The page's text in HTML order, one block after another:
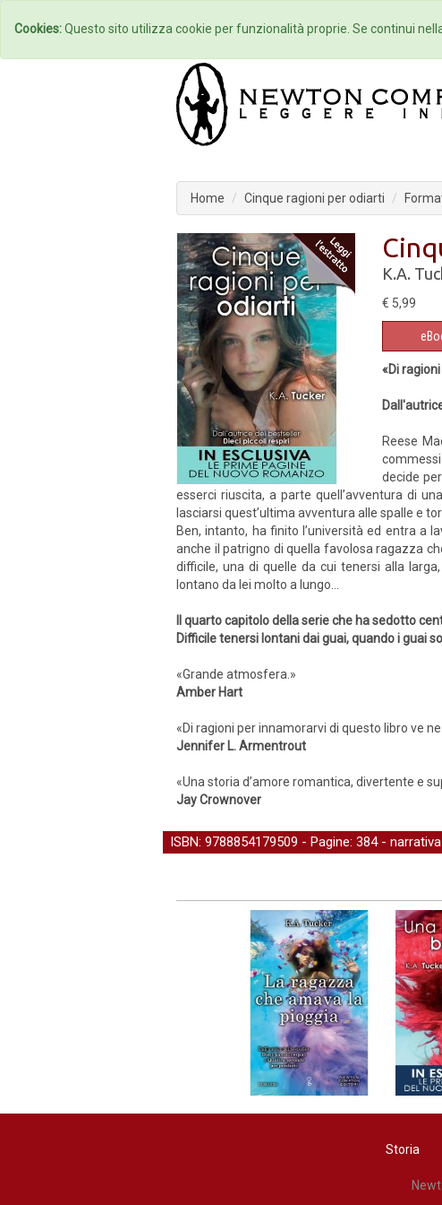
Home Autori
Home Cinque ragioni per odiarti
K.A.
€ 5,99
«Di
Reese
decide
esserci riuscita, a parte quell’avventura di
lasciarsi quest’ultima avventura alle spalle e
Ben, intanto, ha finito l’università ed entra a
anche il patrigno di quella favolosa ragazza
difficile, una di quelle da cui tenersi alla
lontano da lei molto a lungo…
Il quarto capitolo della serie che ha sedotto
Difficile tenersi lontani dai guai, quando i guai
«Grande atmosfera.»
Amber Hart
«Di ragioni per innamorarvi di questo libro ve
Jennifer L. Armentrout
«Una storia d’amore romantica, divertente e
Jay Crownover
ISBN: 9788854179509 - Pagine: 384 - narrativa
Storia
Cookies:Questo sito utilizza cookie per funzionalità proprie. Se continui